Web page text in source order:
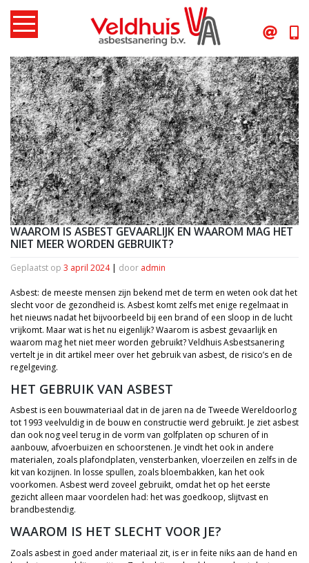
content
WAAROM IS ASBEST GEVAARLIJK EN WAAROM MAG HET
NIET MEER WORDEN GEBRUIKT?
Geplaatst op 3 april 2024| door admin
Asbest: de meeste mensen zijn bekend met de term en weten ook dat het
slecht voor de gezondheid is. Asbest komt zelfs met enige regelmaat in
het nieuws nadat het bijvoorbeeld bij een brand of een sloop in de lucht
vrijkomt. Maar wat is het nu eigenlijk? Waarom is asbest gevaarlijk en
waarom mag het niet meer worden gebruikt? Veldhuis Asbestsanering
vertelt je in dit artikel meer over het gebruik van asbest, de risico’s en de
regelgeving.
HET GEBRUIK VAN ASBEST
Asbest is een bouwmateriaal dat in de jaren na de Tweede Wereldoorlog
tot 1993 veelvuldig in de bouw en constructie werd gebruikt. Je ziet asbest
dan ook nog veel terug in de vorm van golfplaten op schuren of in
aanbouw, afvoerbuizen en schoorstenen. Je vindt het ook in andere
materialen, zoals plafondplaten, vensterbanken, vloerzeilen en zelfs in de
kit van kozijnen. In losse spullen, zoals bloembakken, kan het ook
voorkomen. Asbest werd zoveel gebruikt, omdat het op het eerste
gezicht alleen maar voordelen had: het was goedkoop, slijtvast en
brandbestendig.
WAAROM IS HET SLECHT VOOR JE?
Zoals asbest in goed ander materiaal zit, is er in feite niks aan de hand en